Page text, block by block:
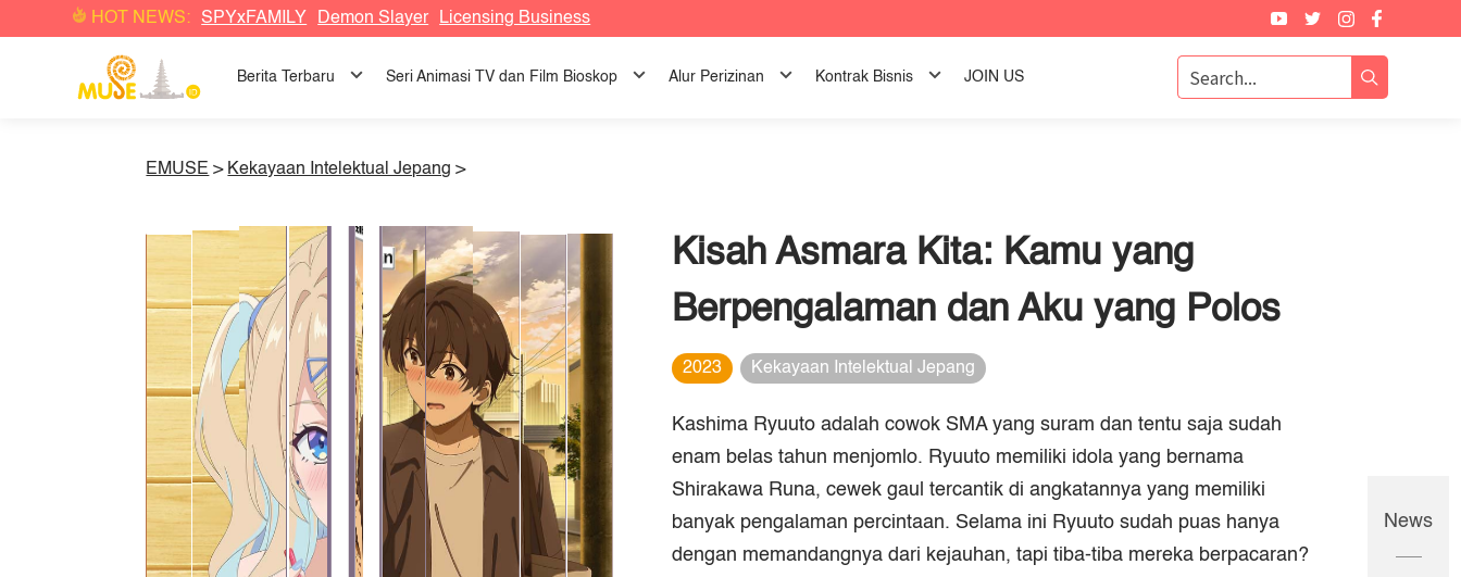
HOT NEWS: SPYxFAMILY Demon Slayer Licensing Business
Berita Terbaru Seri Animasi TV dan Film Bioskop Alur Perizinan Kontrak Bisnis JOIN US
EMUSE > Kekayaan Intelektual Jepang >
Kisah Asmara Kita: Kamu yang
Berpengalaman dan Aku yang Polos
2023 Kekayaan Intelektual Jepang
Kashima Ryuuto adalah cowok SMA yang suram dan tentu saja sudah
enam belas tahun menjomlo. Ryuuto memiliki idola yang bernama
Shirakawa Runa, cewek gaul tercantik di angkatannya yang memiliki
banyak pengalaman percintaan. Selama ini Ryuuto sudah puas hanya
dengan memandangnya dari kejauhan, tapi tiba-tiba mereka berpacaran?
News